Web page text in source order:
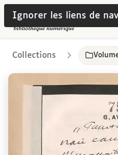
Ignorer les liens de
Collections